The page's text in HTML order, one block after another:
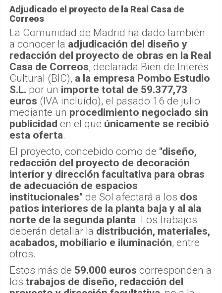
Adjudicado el proyecto de la Real Casa de
Correos
La Comunidad de Madrid ha dado también
a conocer la adjudicación del diseño y
redacción del proyecto de obras en la Real
Casa de Correos, declarada Bien de Interés
Cultural (BIC), a la empresa Pombo Estudio
S.L. por un importe total de 59.377,73
euros (IVA incluído), el pasado 16 de julio
mediante un procedimiento negociado sin
publicidad en el que únicamente se recibió
esta oferta.
El proyecto, concebido como de "diseño,
redacción del proyecto de decoración
interior y dirección facultativa para obras
de adecuación de espacios
institucionales" de Sol afectará a los dos
patios interiores de la planta baja y al ala
norte de la segunda planta. Los trabajos
deberán detallar la distribución, materiales,
acabados, mobiliario e iluminación, entre
otros.
Estos más de 59.000 euros corresponden a
los trabajos de diseño, redacción del